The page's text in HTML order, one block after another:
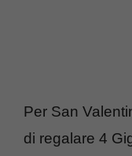
Per San
di regalare 4